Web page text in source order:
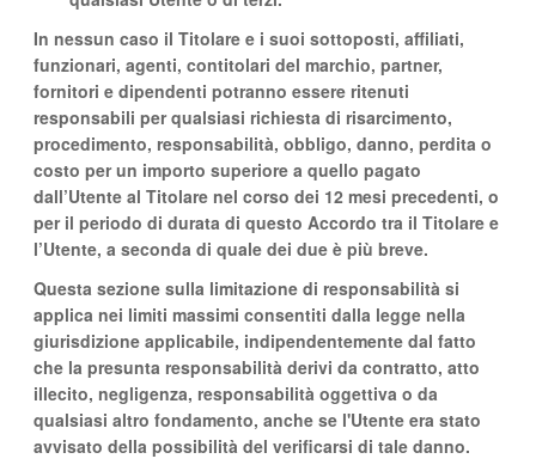
In nessun caso il Titolare e i suoi sottoposti, affiliati,
funzionari, agenti, contitolari del marchio, partner,
fornitori e dipendenti potranno essere ritenuti
responsabili per qualsiasi richiesta di risarcimento,
procedimento, responsabilità, obbligo, danno, perdita o
costo per un importo superiore a quello pagato
dall’Utente al Titolare nel corso dei 12 mesi precedenti, o
per il periodo di durata di questo Accordo tra il Titolare e
l’Utente, a seconda di quale dei due è più breve.
Questa sezione sulla limitazione di responsabilità si
applica nei limiti massimi consentiti dalla legge nella
giurisdizione applicabile, indipendentemente dal fatto
che la presunta responsabilità derivi da contratto, atto
illecito, negligenza, responsabilità oggettiva o da
qualsiasi altro fondamento, anche se l'Utente era stato
avvisato della possibilità del verificarsi di tale danno.